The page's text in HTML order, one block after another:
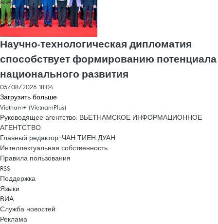
Научно-технологическая дипломатия
способствует формированию потенциала
национального развития
05/08/2026 18:04
Загрузить больше
Vietnam+ (VietnamPlus)
Руководящее агентство: ВЬЕТНАМСКОЕ ИНФОРМАЦИОННОЕ
АГЕНТСТВО
Главный редактор: ЧАН ТИЕН ДУАН
Интеллектуальная собственность
Правила пользования
RSS
Поддержка
Языки
ВИА
Служба новостей
Реклама